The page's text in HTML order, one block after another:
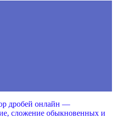
дробей онлайн —
сложение обыкновенных и